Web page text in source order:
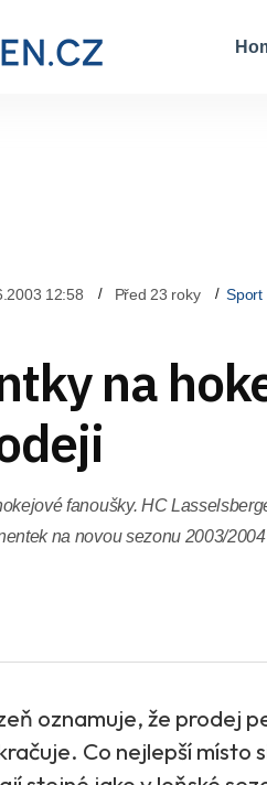
12:58 Před 23 roky Sport
na
fanoušky. HC
na novou sezonu 2003/
oznamuje, že prodej
Co nejlepší místo